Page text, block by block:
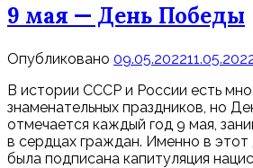
9 мая — День Победы
Опубликовано 09.05.2022
В истории СССР и России есть
знаменательных праздников, но
отмечается каждый год 9 мая,
в сердцах граждан. Именно в этот
была подписана капитуляция